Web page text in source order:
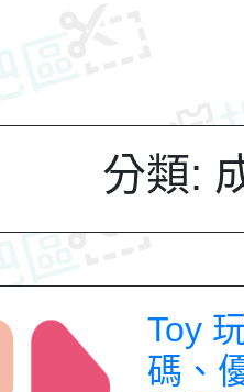
分類:
Toy
碼、